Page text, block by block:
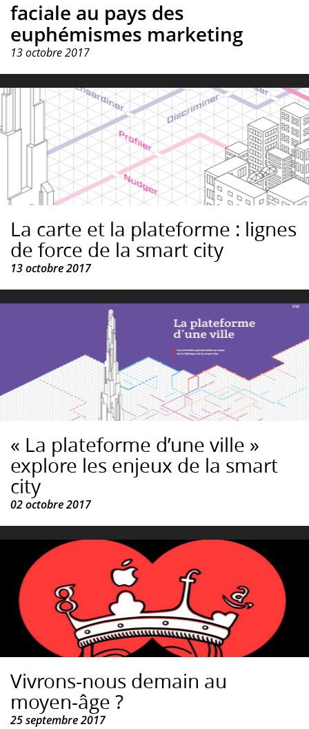
faciale au pays des
euphémismes marketing
13 octobre 2017
La carte et la plateforme : lignes
de force de la smart city
13 octobre 2017
« La plateforme d’une ville »
explore les enjeux de la smart
city
02 octobre 2017
Vivrons-nous demain au
moyen-âge ?
25 septembre 2017